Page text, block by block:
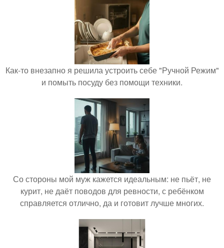
Как-то внезапно я решила устроить себе "Ручной Режим"
и помыть посуду без помощи техники.
Со стороны мой муж кажется идеальным: не пьёт, не
курит, не даёт поводов для ревности, с ребёнком
справляется отлично, да и готовит лучше многих.